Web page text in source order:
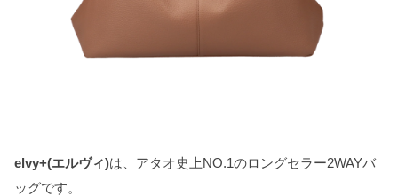
elvy+(エルヴィ)は、アタオ史上NO.1のロングセラー2WAYバ
ッグです。